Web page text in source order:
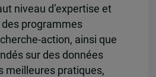
niveau d’expertise et
programmes
action, ainsi que
sur des données
meilleures pratiques,